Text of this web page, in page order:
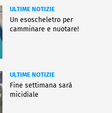
ULTIME NOTIZIE
Un esoscheletro per
camminare e nuotare!
ULTIME NOTIZIE
Fine settimana sarà
micidiale